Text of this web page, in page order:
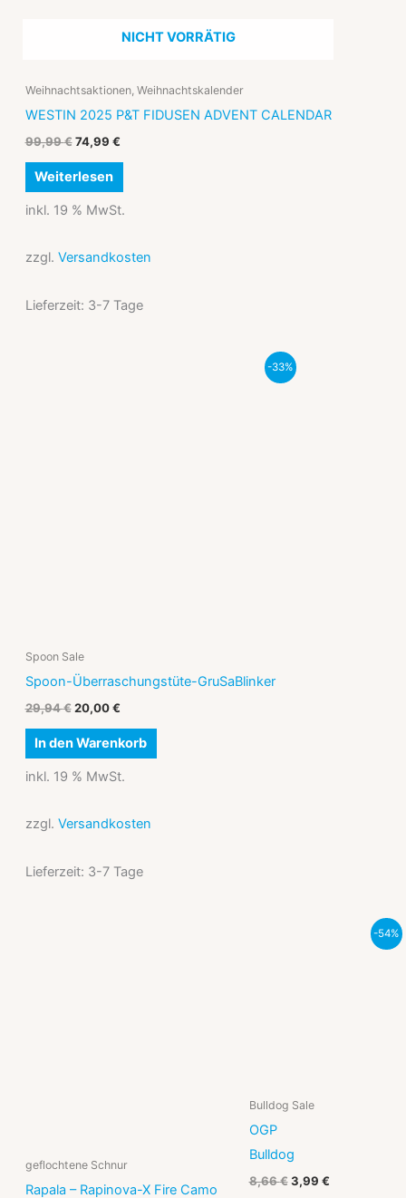
NICHT VORRÄTIG
Weihnachtsaktionen, Weihnachtskalender
WESTIN 2025 P&T FIDUSEN ADVENT CALENDAR
99,99€ 74,99 €
Weiterlesen
inkl. 19 % MwSt.
zzgl. Versandkosten
Lieferzeit: 3-7 Tage
-33%
Spoon Sale
Spoon-Überraschungstüte-GruSaBlinker
29,94€ 20,00€
In den Warenkorb
inkl. 19 % MwSt.
zzgl. Versandkosten
Lieferzeit: 3-7 Tage
geflochtene Schnur
Rapala – Rapinova-X Fire Camo
-54%
Bulldog Sale
OGP
Bulldog
8,66€
Ursprünglicher
3,99 €
Aktueller